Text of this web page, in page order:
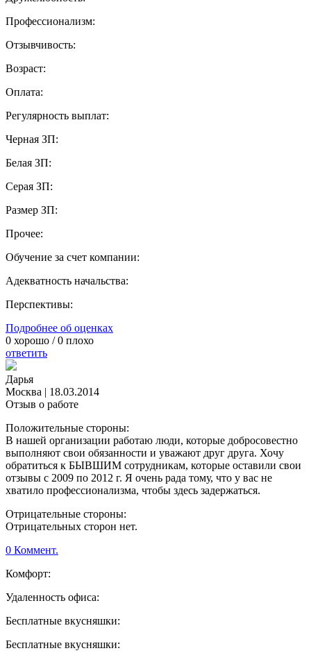
Профессионализм:
Отзывчивость:
Возраст:
Оплата:
Регулярность выплат:
Черная ЗП:
Белая ЗП:
Серая ЗП:
Размер ЗП:
Прочее:
Обучение за счет компании:
Адекватность начальства:
Перспективы:
Подробнее об оценках
0 хорошо /0 плохо
ответить
Дарья
Москва | 18.03.2014
Отзыв о работе
Положительные стороны:
В нашей организации работаю люди, которые добросовестно
выполняют свои обязанности и уважают друг друга. Хочу
обратиться к БЫВШИМ сотрудникам, которые оставили свои
отзывы с 2009 по 2012 г. Я очень рада тому, что у вас не
хватило профессионализма, чтобы здесь задержаться.
Отрицательные стороны:
Отрицательных сторон нет.
0 Коммент.
Комфорт:
Удаленность офиса:
Бесплатные вкусняшки:
Бесплатные вкусняшки: